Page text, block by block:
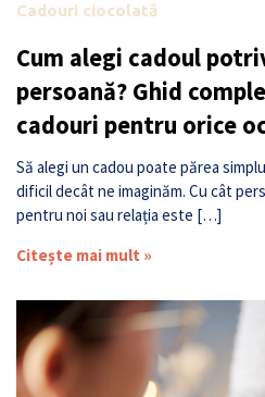
Cadouri ciocolată
Cum alegi cadoul
persoană? Ghid
cadouri pentru orice
Să alegi un cadou poate părea
dificil decât ne imaginăm. Cu cât
pentru noi sau relația este […]
Citește mai mult »